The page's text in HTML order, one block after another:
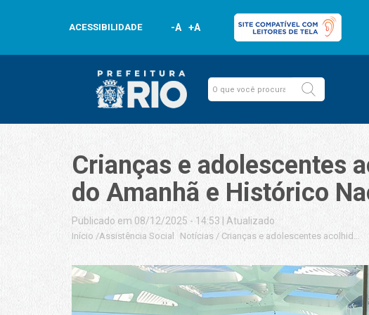
ACESSIBILIDADE -A +A
Crianças e adolescentes
do Amanhã e Histórico
Publicado em 08/12/2025 - 14:53 Atualizado
Início /Assistência Social Notícias / Crianças e adolescentes acolhidos